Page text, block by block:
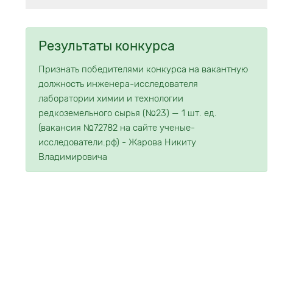
Результаты конкурса
Признать победителями конкурса на вакантную
должность инженера-исследователя
лаборатории химии и технологии
редкоземельного сырья (№23) — 1 шт. ед.
(вакансия №72782 на сайте ученые-
исследователи.рф) - Жарова Никиту
Владимировича